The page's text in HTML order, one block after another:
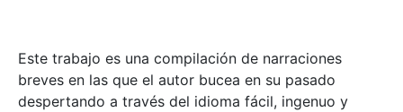
Este trabajo es una compilación de narraciones
breves en las que el autor bucea en su pasado
despertando a través del idioma fácil, ingenuo y